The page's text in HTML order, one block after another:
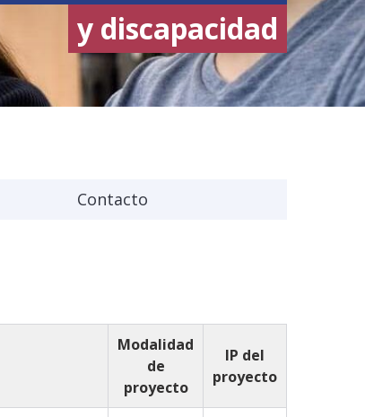
y discapacidad
Contacto
Modalidad
de
proyecto
IP del
proyecto